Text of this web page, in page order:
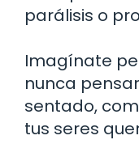
parálisis o
Imagínate
nunca
sentado,
tus seres